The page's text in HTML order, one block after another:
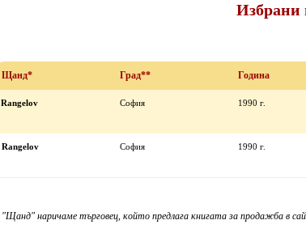
Избрани
Щанд* Град** Година
Rangelov София 1990 г.
Rangelov София 1990 г.
"Щанд" наричаме търговец, който предлага книгата за продажба в